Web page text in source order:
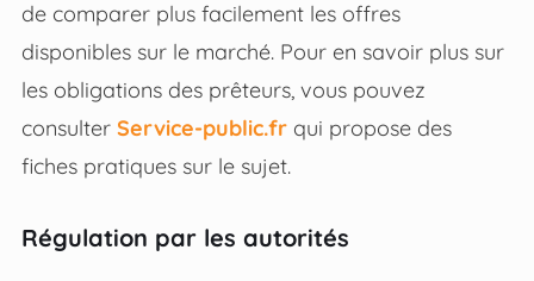
de comparer plus facilement les offres
disponibles sur le marché. Pour en savoir plus sur
les obligations des prêteurs, vous pouvez
consulter Service-public.frqui propose des
fiches pratiques sur le sujet.
Régulation par les autorités